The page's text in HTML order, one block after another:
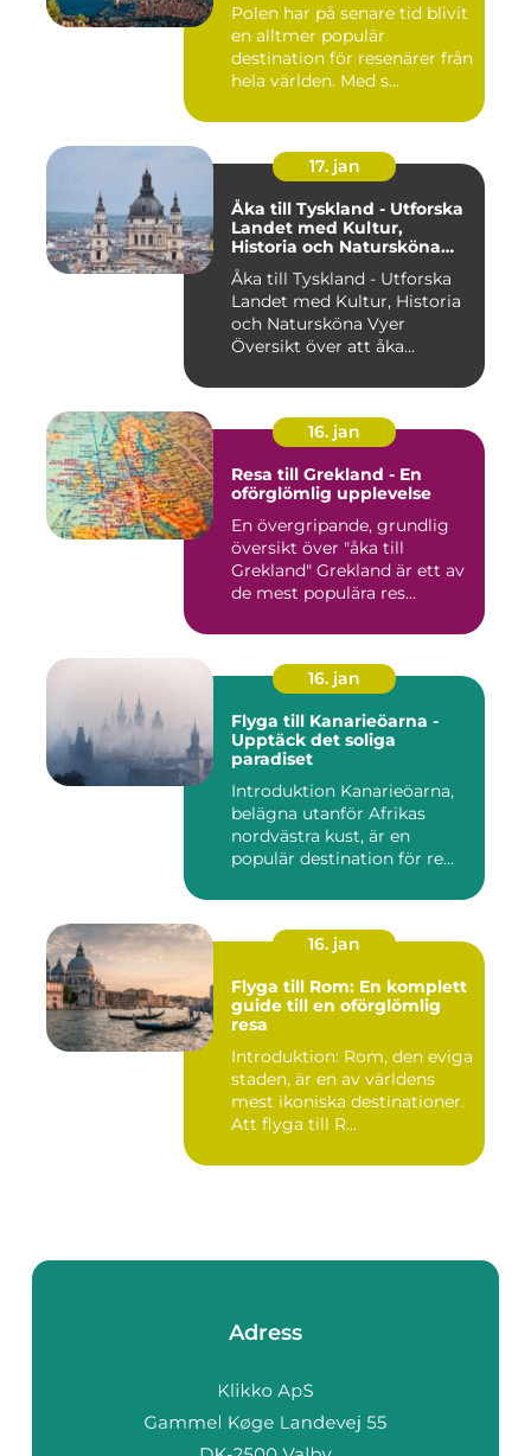
Polen har på senare tid blivit
en alltmer populär
destination för resenärer från
hela världen. Med s...
17. jan
Åka till Tyskland - Utforska
Landet med Kultur,
Historia och Natursköna
Vyer
Åka till Tyskland - Utforska
Landet med Kultur, Historia
och Natursköna Vyer
Översikt över att åka...
16. jan
Resa till Grekland - En
oförglömlig upplevelse
En övergripande, grundlig
översikt över "åka till
Grekland" Grekland är ett av
de mest populära res...
16. jan
Flyga till Kanarieöarna -
Upptäck det soliga
paradiset
Introduktion Kanarieöarna,
belägna utanför Afrikas
nordvästra kust, är en
populär destination för re...
16. jan
Flyga till Rom: En komplett
guide till en oförglömlig
resa
Introduktion: Rom, den eviga
staden, är en av världens
mest ikoniska destinationer.
Att flyga till R...
Adress